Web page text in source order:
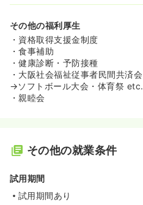
その他の福利厚生
・資格取得支援金制度
・食事補助
・健康診断・予防接種
・大阪社会福祉従事者民間共済会
→ソフトボール大会・体育祭 etc.
・親睦会
その他の就業条件
試用期間
試用期間あり